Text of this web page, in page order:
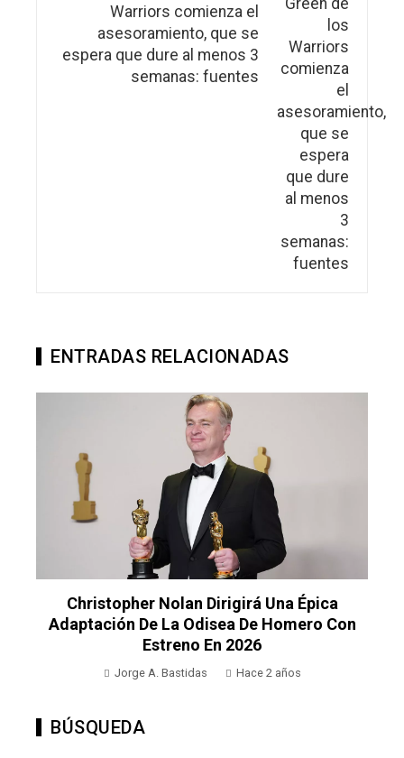
Warriors comienza el
asesoramiento, que se
espera que dure al menos 3
semanas: fuentes
ENTRADAS RELACIONADAS
Christopher Nolan Dirigirá Una Épica
Adaptación De La Odisea De Homero Con
Estreno En 2026
Jorge A. Bastidas Hace 2 años
BÚSQUEDA